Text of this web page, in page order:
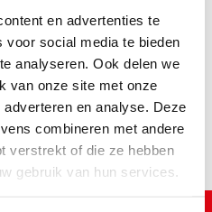
en advertenties te
voor social media te bieden
analyseren. Ook delen we
van onze site met onze
en analyse. Deze
combineren met andere
verstrekt of die ze hebben
gebruik van hun services.
& Non Food Kaarsen
vinden.